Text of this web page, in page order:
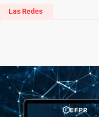
Las Redes